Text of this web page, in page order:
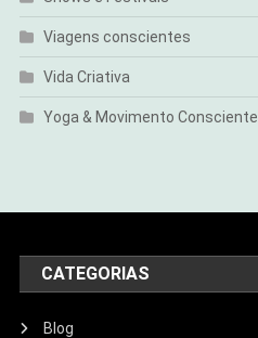
Viagens conscientes
Vida Criativa
Yoga & Movimento Consciente
CATEGORIAS
Blog